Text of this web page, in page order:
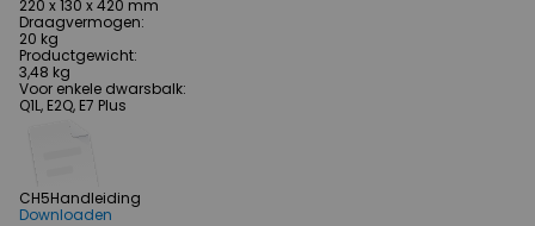
220 x 130 x 420 mm
Draagvermogen:
20 kg
Productgewicht:
3,48 kg
Voor enkele dwarsbalk:
Q1L, E2Q, E7 Plus
CH5Handleiding
Downloaden